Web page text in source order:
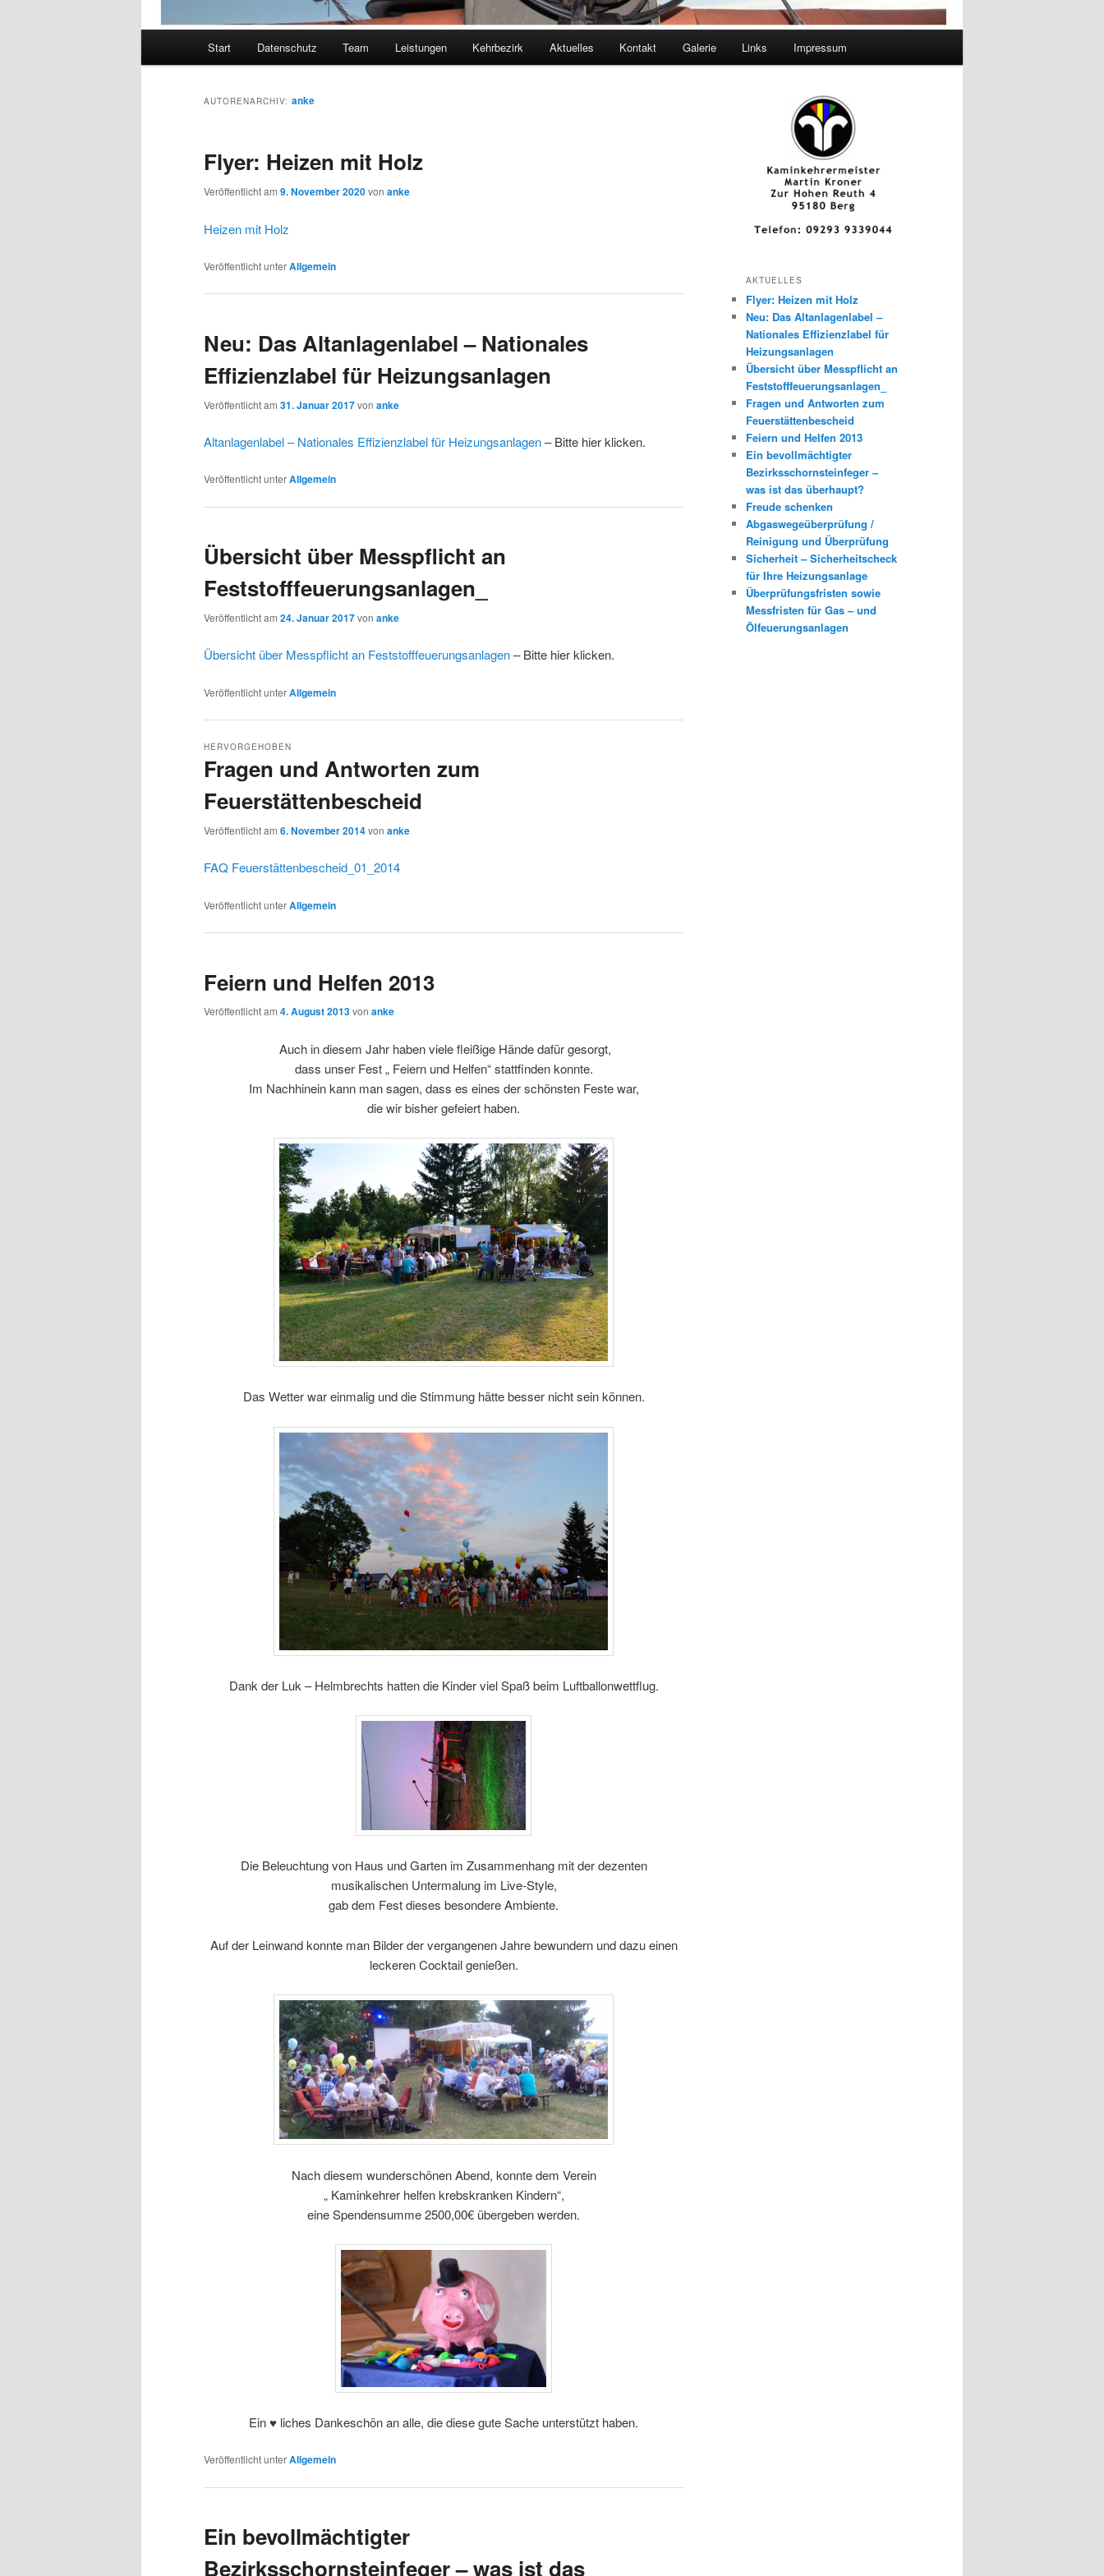
Start Datenschutz Team Leistungen Kehrbezirk Aktuelles Kontakt Galerie Links Impressum
AUTORENARCHIV: anke
Flyer: Heizen mit Holz
Veröffentlicht am 9. November 2020von anke
Heizen mit Holz
Veröffentlicht unterAllgemein
Neu: Das Altanlagenlabel – Nationales
Effizienzlabel für Heizungsanlagen
Veröffentlicht am 31. Januar 2017von anke
Altanlagenlabel – Nationales Effizienzlabel für Heizungsanlagen– Bitte hier klicken.
Veröffentlicht unterAllgemein
Übersicht über Messpflicht an
Feststofffeuerungsanlagen_
Veröffentlicht am 24. Januar 2017von anke
Übersicht über Messpflicht an Feststofffeuerungsanlagen– Bitte hier klicken.
Veröffentlicht unterAllgemein
Fragen und Antworten zum
Feuerstättenbescheid
HERVORGEHOBEN
Veröffentlicht am 6. November 2014von anke
FAQ Feuerstättenbescheid_01_2014
Veröffentlicht unterAllgemein
Feiern und Helfen 2013
Veröffentlicht am 4. August 2013von anke
Auch in diesem Jahr haben viele fleißige Hände dafür gesorgt,
dass unser Fest „ Feiern und Helfen“ stattfinden konnte.
Im Nachhinein kann man sagen, dass es eines der schönsten Feste war,
die wir bisher gefeiert haben.
Das Wetter war einmalig und die Stimmung hätte besser nicht sein können.
Dank der Luk – Helmbrechts hatten die Kinder viel Spaß beim Luftballonwettflug.
Die Beleuchtung von Haus und Garten im Zusammenhang mit der dezenten
musikalischen Untermalung im Live-Style,
gab dem Fest dieses besondere Ambiente.
Auf der Leinwand konnte man Bilder der vergangenen Jahre bewundern und dazu einen
leckeren Cocktail genießen.
Nach diesem wunderschönen Abend, konnte dem Verein
„ Kaminkehrer helfen krebskranken Kindern“,
eine Spendensumme 2500,00€ übergeben werden.
Ein ♥ liches Dankeschön an alle, die diese gute Sache unterstützt haben.
Veröffentlicht unterAllgemein
Ein bevollmächtigter
Bezirksschornsteinfeger – was ist das
AKTUELLES
Flyer: Heizen mit Holz
Neu: Das Altanlagenlabel –
Nationales Effizienzlabel für
Heizungsanlagen
Übersicht über Messpflicht an
Feststofffeuerungsanlagen_
Fragen und Antworten zum
Feuerstättenbescheid
Feiern und Helfen 2013
Ein bevollmächtigter
Bezirksschornsteinfeger –
was ist das überhaupt?
Freude schenken
Abgaswegeüberprüfung /
Reinigung und Überprüfung
Sicherheit – Sicherheitscheck
für Ihre Heizungsanlage
Überprüfungsfristen sowie
Messfristen für Gas – und
Ölfeuerungsanlagen